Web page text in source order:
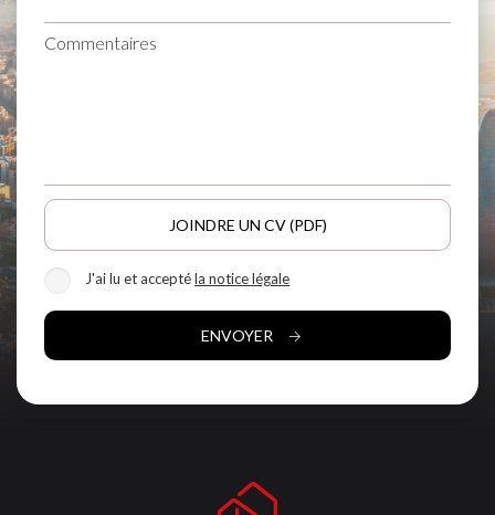
Commentaires
JOINDRE UN CV (PDF)
J'ai lu et acceptéla notice légale
ENVOYER